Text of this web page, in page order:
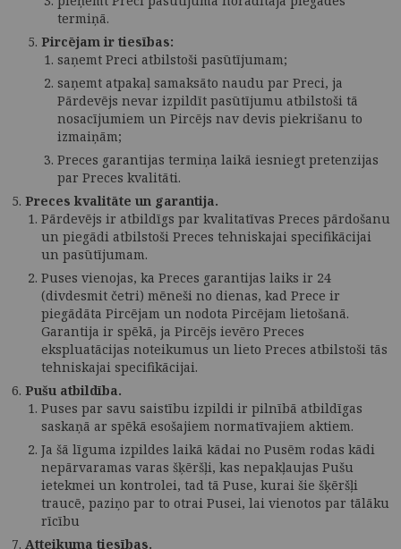
termiņā.
Pircējam ir tiesības:
saņemt Preci atbilstoši pasūtījumam;
saņemt atpakaļ samaksāto naudu par Preci, ja
Pārdevējs nevar izpildīt pasūtījumu atbilstoši tā
nosacījumiem un Pircējs nav devis piekrišanu to
izmaiņām;
Preces garantijas termiņa laikā iesniegt pretenzijas
par Preces kvalitāti.
Preces kvalitāte un garantija.
Pārdevējs ir atbildīgs par kvalitatīvas Preces pārdošanu
un piegādi atbilstoši Preces tehniskajai specifikācijai
un pasūtījumam.
Puses vienojas, ka Preces garantijas laiks ir 24
(divdesmit četri) mēneši no dienas, kad Prece ir
piegādāta Pircējam un nodota Pircējam lietošanā.
Garantija ir spēkā, ja Pircējs ievēro Preces
ekspluatācijas noteikumus un lieto Preces atbilstoši tās
tehniskajai specifikācijai.
Pušu atbildība.
Puses par savu saistību izpildi ir pilnībā atbildīgas
saskaņā ar spēkā esošajiem normatīvajiem aktiem.
Ja šā līguma izpildes laikā kādai no Pusēm rodas kādi
nepārvaramas varas šķēršļi, kas nepakļaujas Pušu
ietekmei un kontrolei, tad tā Puse, kurai šie šķēršļi
traucē, paziņo par to otrai Pusei, lai vienotos par tālāku
rīcību
Atteikuma tiesības.